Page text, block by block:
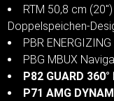
RTM 50,8 cm
Doppelspeichen-
PBR
PBG MBUX
P82 GUARD
P71 AMG